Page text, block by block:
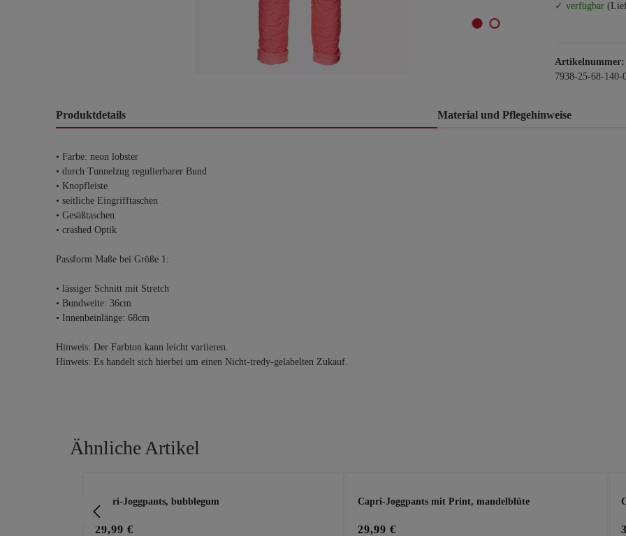
✓ verfügbar
Artikelnummer:
7938-25-68-140-
Produktdetails Material und Pflegehinweise
• Farbe: neon lobster
• durch Tunnelzug regulierbarer Bund
• Knopfleiste
• seitliche Eingrifftaschen
• Gesäßtaschen
• crashed Optik
Passform Maße bei Größe 1:
• lässiger Schnitt mit Stretch
• Bundweite: 36cm
• Innenbeinlänge: 68cm
Hinweis: Der Farbton kann leicht variieren.
Hinweis: Es handelt sich hierbei um einen Nicht-tredy-gelabelten Zukauf.
Ähnliche Artikel
Capri-Joggpants, bubblegum
29,99 €
Capri-Joggpants mit Print, mandelblüte
29,99 €